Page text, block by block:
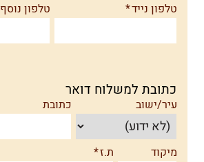
טלפון נייד טלפון נוסף
כתובת למשלוח דואר
עיר/ישוב כתובת
מיקוד ת.ז